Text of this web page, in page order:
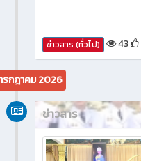
ข่าวสาร (ทั่วไป) 43
กรกฎาคม 2026